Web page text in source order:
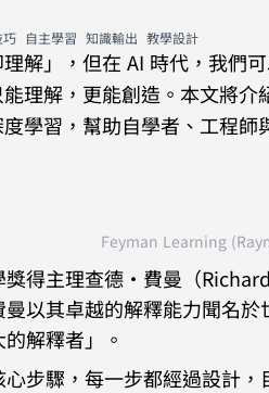
巧 自主學習 知識輸出 教學設計
解」，但在 AI 時代，我們
理解，更能創造。本文將
學習，幫助自學者、工程師
Feyman Learning
獎得主理查德·費曼（
以其卓越的解釋能力聞名
解釋者」。
步驟，每一步都經過設計